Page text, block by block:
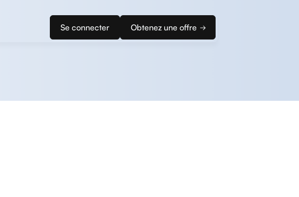
Se connecter Obtenez une offre